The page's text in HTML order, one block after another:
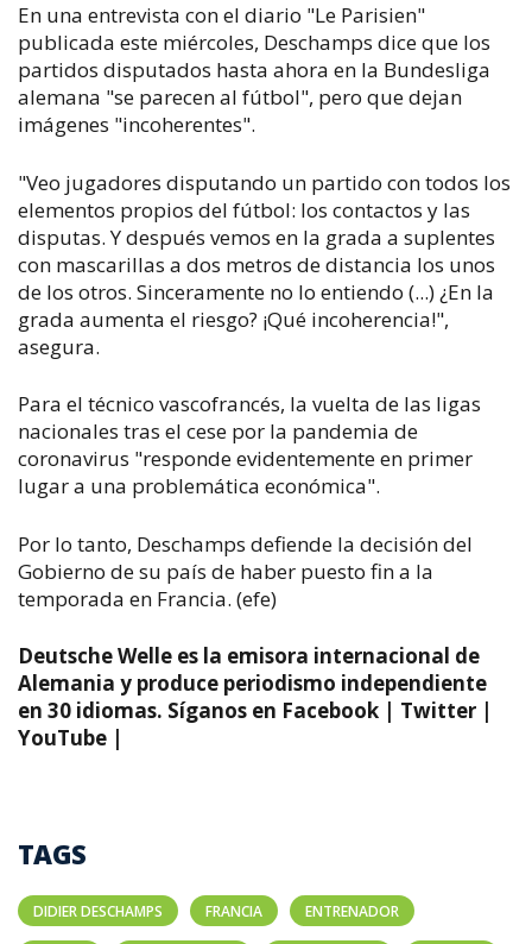
En una entrevista con el diario "Le Parisien"
publicada este miércoles, Deschamps dice que los
partidos disputados hasta ahora en la Bundesliga
alemana "se parecen al fútbol", pero que dejan
imágenes "incoherentes".
"Veo jugadores disputando un partido con todos los
elementos propios del fútbol: los contactos y las
disputas. Y después vemos en la grada a suplentes
con mascarillas a dos metros de distancia los unos
de los otros. Sinceramente no lo entiendo (...) ¿En la
grada aumenta el riesgo? ¡Qué incoherencia!",
asegura.
Para el técnico vascofrancés, la vuelta de las ligas
nacionales tras el cese por la pandemia de
coronavirus "responde evidentemente en primer
lugar a una problemática económica".
Por lo tanto, Deschamps defiende la decisión del
Gobierno de su país de haber puesto fin a la
temporada en Francia. (efe)
Deutsche Welle es la emisora internacional de
Alemania y produce periodismo independiente
en 30 idiomas. Síganos en Facebook | Twitter |
YouTube |
TAGS
DIDIER DESCHAMPS FRANCIA ENTRENADOR